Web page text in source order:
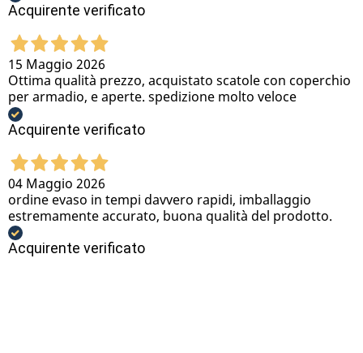
Acquirente verificato
15 Maggio 2026
Ottima qualità prezzo, acquistato scatole con coperchio
per armadio, e aperte. spedizione molto veloce
Acquirente verificato
04 Maggio 2026
ordine evaso in tempi davvero rapidi, imballaggio
estremamente accurato, buona qualità del prodotto.
Acquirente verificato